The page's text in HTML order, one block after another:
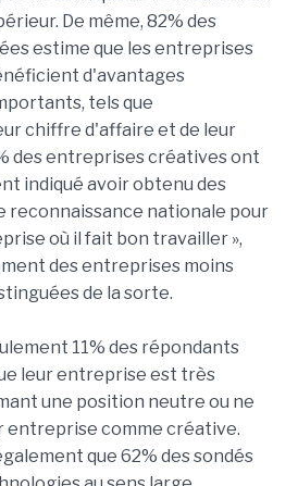
De même, 82% des
estime que les entreprises
d'avantages
tels que
chiffre d'affaire et de leur
des entreprises créatives ont
indiqué avoir obtenu des
reconnaissance nationale pour
où il fait bon travailler »,
des entreprises moins
de la sorte.
11% des répondants
leur entreprise est très
une position neutre ou ne
entreprise comme créative.
que 62% des sondés